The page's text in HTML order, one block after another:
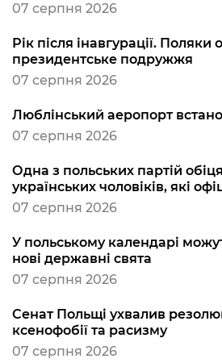
07 серпня 2026
Рік після інавгурації. Поляки
президентське подружжя
07 серпня 2026
Люблінський аеропорт
07 серпня 2026
Одна з польських партій
українських чоловіків, які
07 серпня 2026
У польському календарі
нові державні свята
07 серпня 2026
Сенат Польщі ухвалив
ксенофобії та расизму
07 серпня 2026